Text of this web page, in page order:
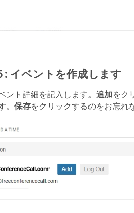
: イベントを作成します
ント詳細を記入します。 追加をク
保存をクリックするのをお忘れ